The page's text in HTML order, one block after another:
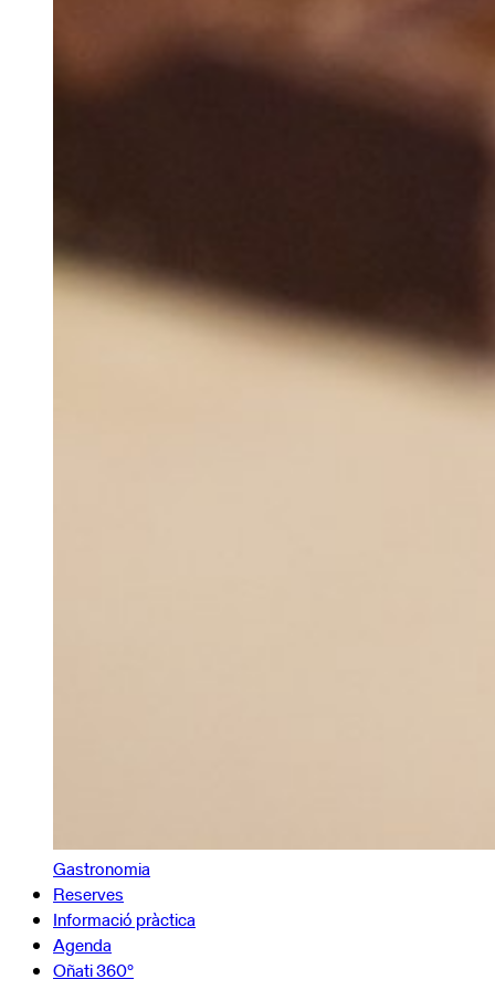
Gastronomia
Reserves
Informació pràctica
Agenda
Oñati 360º